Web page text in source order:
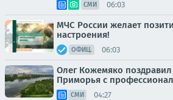
СМИ 06:03
МЧС России желает
настроения!
ОФИЦ. 06:03
Олег Кожемяко поздравил
Приморья с
СМИ 04:27